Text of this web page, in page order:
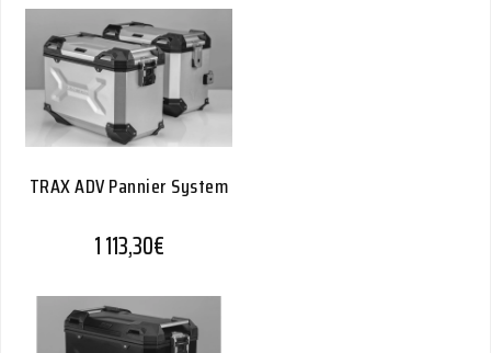
TRAX ADV Pannier System
1 113,30€